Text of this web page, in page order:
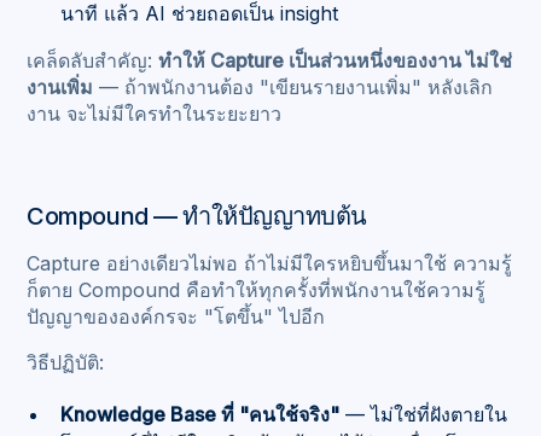
นาที แล้ว AI ช่วยถอดเป็น insight
เคล็ดลับสำคัญ:ทำให้ Capture เป็นส่วนหนึ่งของงาน ไม่ใช่
งานเพิ่ม — ถ้าพนักงานต้อง "เขียนรายงานเพิ่ม" หลังเลิก
งาน จะไม่มีใครทำในระยะยาว
Compound — ทำให้ปัญญาทบต้น
Capture อย่างเดียวไม่พอ ถ้าไม่มีใครหยิบขึ้นมาใช้ ความรู้
ก็ตาย Compound คือทำให้ทุกครั้งที่พนักงานใช้ความรู้
ปัญญาขององค์กรจะ "โตขึ้น" ไปอีก
วิธีปฏิบัติ:
Knowledge Base ที่ "คนใช้จริง" — ไม่ใช่ที่ฝังตายใน